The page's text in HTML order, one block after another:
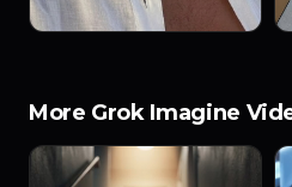
More Grok Imagine